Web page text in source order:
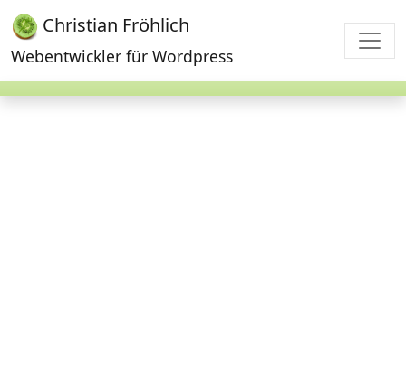
Christian Fröhlich
Webentwickler für Wordpress